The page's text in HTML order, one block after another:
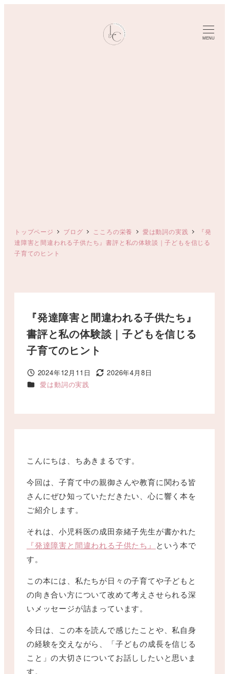
MENU
トップページ ブログ こころの栄養 愛は動詞の実践
『発
達障害と間違われる子供たち』書評と私の体験談｜子どもを信じる
子育てのヒント
『発達障害と間違われる子供たち』
書評と私の体験談｜子どもを信じる
子育てのヒント
投稿日
2024年12月11日
更新日
2026年4月8日
カテゴリー
愛は動詞の実践
こんにちは、ちあきまるです。
今回は、子育て中の親御さんや教育に関わる皆
さんにぜひ知っていただきたい、心に響く本を
ご紹介します。
それは、小児科医の成田奈緒子先生が書かれた
『発達障害と間違われる子供たち』 という本で
す。
この本には、私たちが日々の子育てや子どもと
の向き合い方について改めて考えさせられる深
いメッセージが詰まっています。
今日は、この本を読んで感じたことや、私自身
の経験を交えながら、「子どもの成長を信じる
こと」の大切さについてお話ししたいと思いま
す。